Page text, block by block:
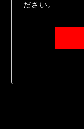
ださい。